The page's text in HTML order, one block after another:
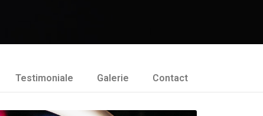
Testimoniale Galerie Contact